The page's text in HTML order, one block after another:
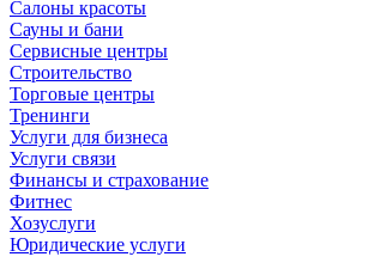
Салоны красоты
Сауны и бани
Сервисные центры
Строительство
Торговые центры
Тренинги
Услуги для бизнеса
Услуги связи
Финансы и страхование
Фитнес
Хозуслуги
Юридические услуги